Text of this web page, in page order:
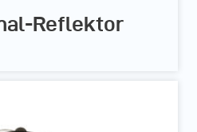
Reflektor